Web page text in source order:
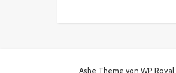
Ashe Theme von WP Royal.